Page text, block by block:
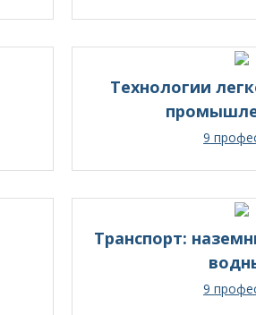
Технологии
9
Транспорт:
9